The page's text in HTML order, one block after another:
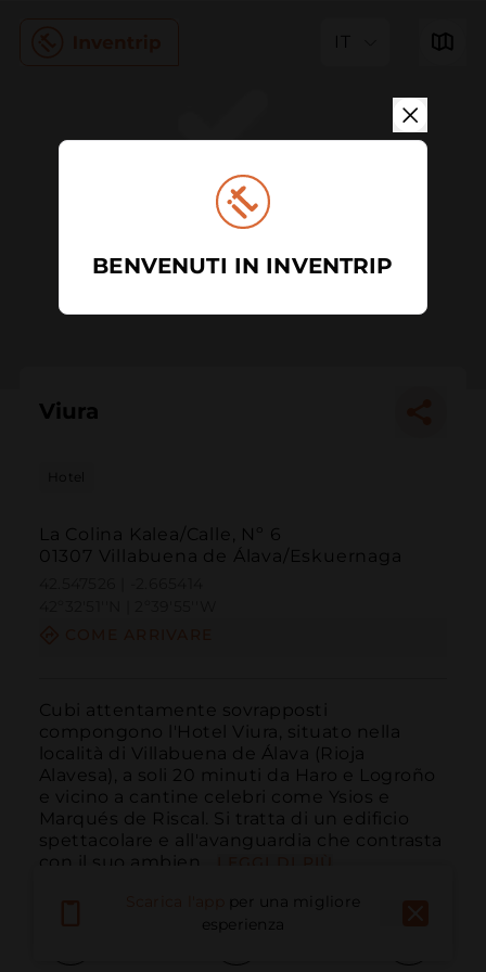
IT
Viura
Hotel
La Colina Kalea/Calle, Nº 6
01307 Villabuena de Álava/Eskuernaga
Cubi attentamente sovrapposti
compongono l'Hotel Viura, situato nella
località di Villabuena de Álava (Rioja
Alavesa), a soli 20 minuti da Haro e Logroño
e vicino a cantine celebri come Ysios e
Marqués de Riscal. Si tratta di un edificio
spettacolare e all'avanguardia che contrasta
con il suo ambien...
per una migliore
esperienza
BENVENUTI IN INVENTRIP